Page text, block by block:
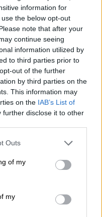
information for
the below opt-out
note that after your
continue seeing
information utilized by
to third parties prior to
out of the further
by third parties on the
This information may
on the IAB’s List of
further disclose it to other
one or more Google
You may click to
its third-party tags to
in below Google
Outs
of my
my
τους,
ποιες είναι οι
τις συναλλαγές
μέσω αυτών. Το
τη
και αφήνει
».
εκφράζει
ρυθμίσεις που
«Η απουσία
κριτηρίων ως
ανά περιοχή
επιβάρυνσης
στα μεγάλα
νησιά, ιδιαίτερα